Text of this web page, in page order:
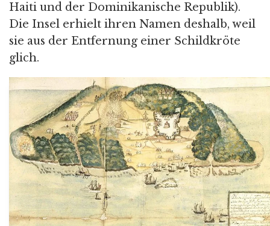
Haiti und der Dominikanische Republik).
Die Insel erhielt ihren Namen deshalb, weil
sie aus der Entfernung einer Schildkröte
glich.